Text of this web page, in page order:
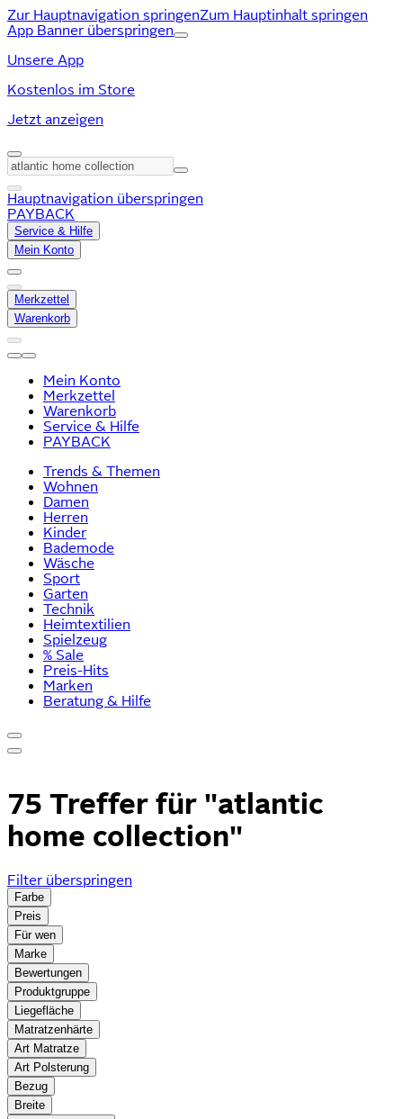
Zur Hauptnavigation springenZum Hauptinhalt springen
App Banner überspringen
Unsere App
Kostenlos im Store
Jetzt anzeigen
Hauptnavigation überspringen
PAYBACK
Service & Hilfe
Mein Konto
Merkzettel
Warenkorb
Mein Konto
Merkzettel
Warenkorb
Service & Hilfe
PAYBACK
Trends & Themen
Wohnen
Damen
Herren
Kinder
Bademode
Wäsche
Sport
Garten
Technik
Heimtextilien
Spielzeug
% Sale
Preis-Hits
Marken
Beratung & Hilfe
75 Treffer für "atlantic
home collection"
Filter überspringen
Farbe
Preis
Für wen
Marke
Bewertungen
Produktgruppe
Liegefläche
Matratzenhärte
Art Matratze
Art Polsterung
Bezug
Breite